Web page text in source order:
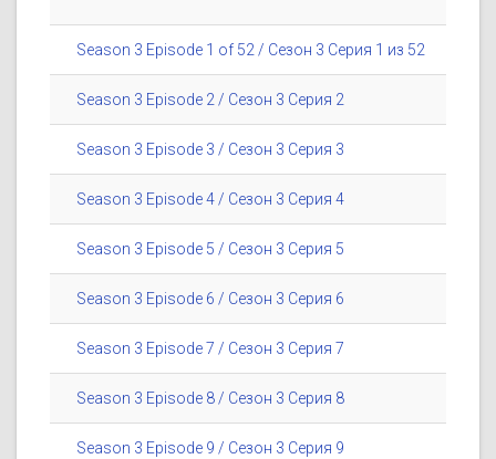
Season 3 Episode 1 of 52 / Сезон 3 Серия 1 из 52
Season 3 Episode 2 / Сезон 3 Серия 2
Season 3 Episode 3 / Сезон 3 Серия 3
Season 3 Episode 4 / Сезон 3 Серия 4
Season 3 Episode 5 / Сезон 3 Серия 5
Season 3 Episode 6 / Сезон 3 Серия 6
Season 3 Episode 7 / Сезон 3 Серия 7
Season 3 Episode 8 / Сезон 3 Серия 8
Season 3 Episode 9 / Сезон 3 Серия 9